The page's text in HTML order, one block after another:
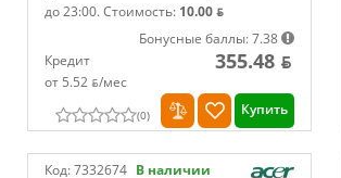
до 23:00.Стоимость: 10.00 ƃ
Бонусные баллы: 7.38
Кредит
от 5.52 ƃ/мec
355.48 ƃ
(0) Купить
Код:7332674 В наличии